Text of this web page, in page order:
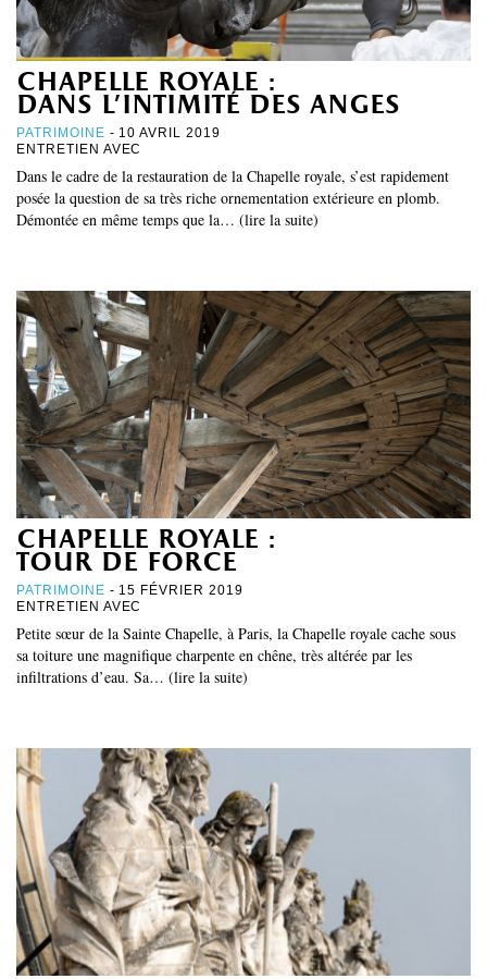
chapelle royale :
dans l’intimité des anges
PATRIMOINE - 10 AVRIL 2019
ENTRETIEN AVEC
Dans le cadre de la restauration de la Chapelle royale, s’est rapidement
posée la question de sa très riche ornementation extérieure en plomb.
Démontée en même temps que la… (lire la suite)
chapelle royale :
tour de force
PATRIMOINE - 15 FÉVRIER 2019
ENTRETIEN AVEC
Petite sœur de la Sainte Chapelle, à Paris, la Chapelle royale cache sous
sa toiture une magnifique charpente en chêne, très altérée par les
infiltrations d’eau. Sa… (lire la suite)